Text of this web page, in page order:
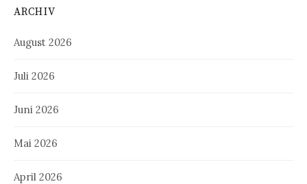
ARCHIV
August 2026
Juli 2026
Juni 2026
Mai 2026
April 2026